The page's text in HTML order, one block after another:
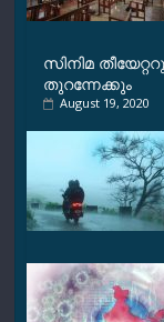
സിനിമ
തുറന്നേക്കും
August 19, 2020